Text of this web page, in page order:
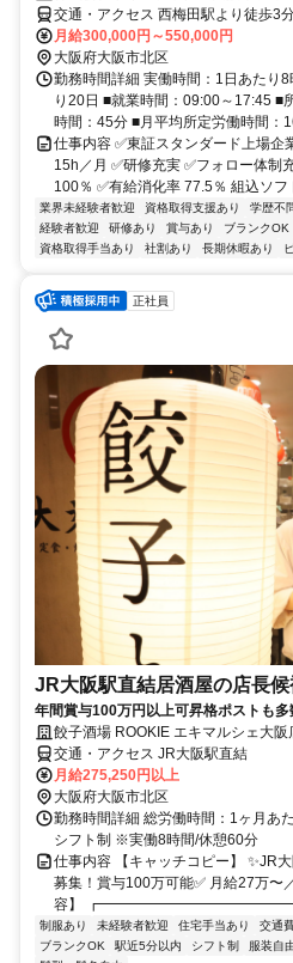
交通・アクセス 西梅田駅より徒歩3
駅より徒歩5分
月給300,000円～550,000円
大阪府大阪市北区
勤務時間詳細 実働時間：1日あたり
り20日 ■就業時間：09:00～17:45 ■
時間：45分 ■月平均所定労働時間：
仕事内容 ✅東証スタンダード上場企
15h／月 ✅研修充実 ✅フォロー体制
100％ ✅有給消化率 77.5％ 組込ソ
業界未経験者歓迎 資格取得支援あり 学歴不
経験者歓迎
研修あり 賞与あり ブランクOK
資格取得手当あり
社割あり 長期休暇あり
正社員
JR大阪駅直結居酒屋の店長候
年間賞与100万円以上可昇格ポストも
餃子酒場 ROOKIE エキマルシェ大阪
交通・アクセス JR大阪駅直結
月給275,250円以上
大阪府大阪市北区
勤務時間詳細 総労働時間：1ヶ月あ
シフト制 ※実働8時間/休憩60分
仕事内容 【キャッチコピー】 ✨JR
募集！賞与100万可能✅ 月給27万〜
容】 ┏━━━━━━━━━━━━━━┓ ◆
制服あり 未経験者歓迎 住宅手当あり 交通
ブランクOK
駅近5分以内 シフト制 服装自